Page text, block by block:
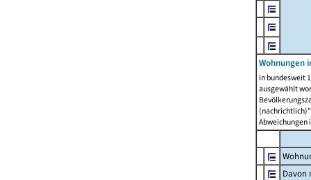
Wohnungen
In bundesweit
ausgewählt
Abweichungen
Davon